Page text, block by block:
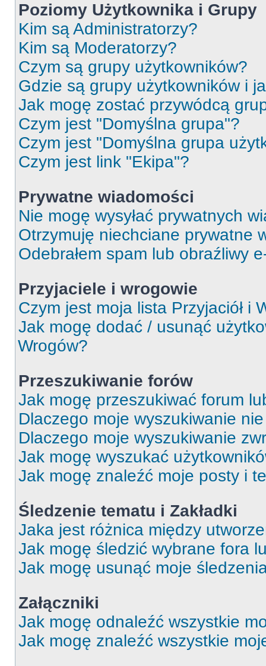
Poziomy Użytkownika i Grupy
Kim są Administratorzy?
Kim są Moderatorzy?
Czym są grupy użytkowników?
Gdzie są grupy użytkowników i
Jak mogę zostać przywódcą
Czym jest "Domyślna grupa"?
Czym jest "Domyślna grupa
Czym jest link "Ekipa"?
Prywatne wiadomości
Nie mogę wysyłać prywatnych
Otrzymuję niechciane prywatne
Odebrałem spam lub obraźliwy
Przyjaciele i wrogowie
Czym jest moja lista Przyjaciół i
Jak mogę dodać / usunąć
Wrogów?
Przeszukiwanie forów
Jak mogę przeszukiwać forum
Dlaczego moje wyszukiwanie
Dlaczego moje wyszukiwanie
Jak mogę wyszukać
Jak mogę znaleźć moje posty i
Śledzenie tematu i Zakładki
Jaka jest różnica między
Jak mogę śledzić wybrane fora
Jak mogę usunąć moje
Załączniki
Jak mogę odnaleźć wszystkie
Jak mogę znaleźć wszystkie